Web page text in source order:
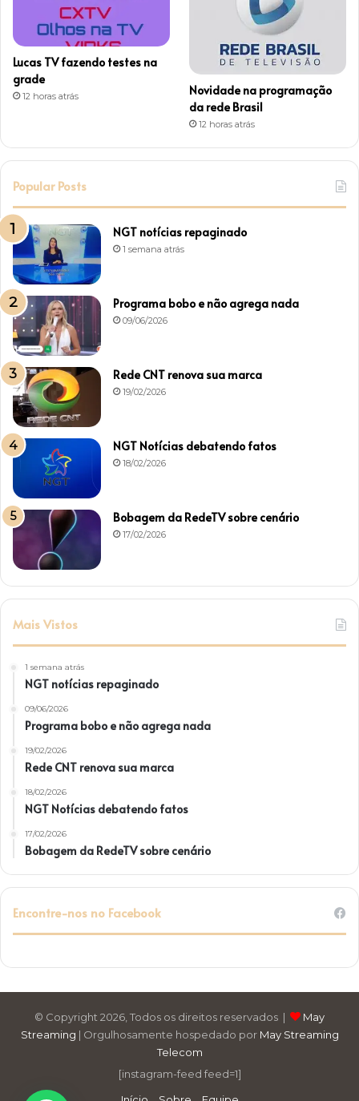
Lucas TV fazendo testes na
grade
12 horas atrás
Novidade na programação
da rede Brasil
12 horas atrás
Popular Posts
NGT notícias repaginado
1 semana atrás
Programa bobo e não agrega nada
09/06/2026
Rede CNT renova sua marca
19/02/2026
NGT Notícias debatendo fatos
18/02/2026
Bobagem da RedeTV sobre cenário
17/02/2026
Mais Vistos
1 semana atrás
NGT notícias repaginado
09/06/2026
Programa bobo e não agrega nada
19/02/2026
Rede CNT renova sua marca
18/02/2026
NGT Notícias debatendo fatos
17/02/2026
Bobagem da RedeTV sobre cenário
Encontre-nos no Facebook
© Copyright 2026, Todos os direitos reservados |
May
Streaming | Orgulhosamente hospedado por May Streaming
Telecom
[instagram-feed feed=1]